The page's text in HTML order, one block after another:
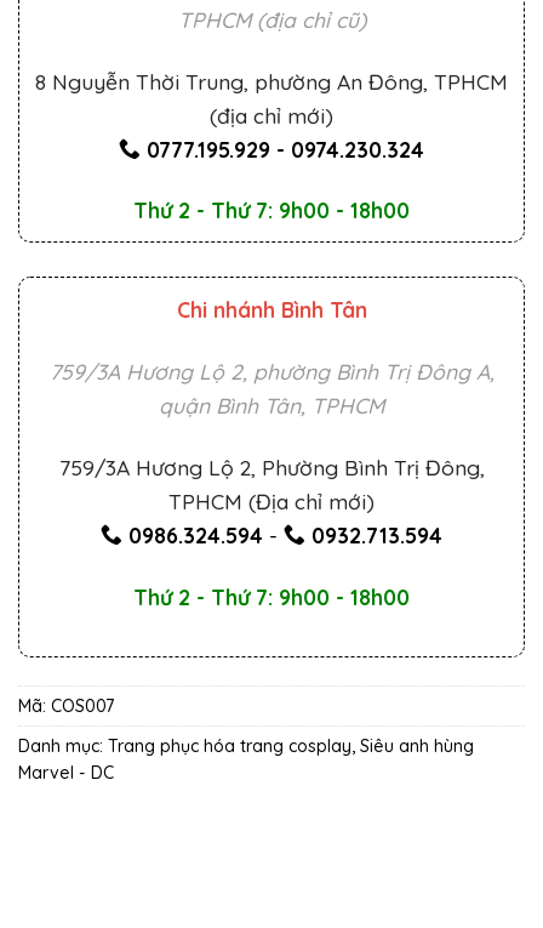
TPHCM (địa chỉ cũ)
8 Nguyễn Thời Trung, phường An Đông, TPHCM
(địa chỉ mới)
0777.195.929 - 0974.230.324
Thứ 2 - Thứ 7: 9h00 - 18h00
Chi nhánh Bình Tân
759/3A Hương Lộ 2, phường Bình Trị Đông A,
quận Bình Tân, TPHCM
759/3A Hương Lộ 2, Phường Bình Trị Đông,
TPHCM (Địa chỉ mới)
0986.324.594 - 0932.713.594
Thứ 2 - Thứ 7: 9h00 - 18h00
Mã: COS007
Danh mục: Trang phục hóa trang cosplay, Siêu anh hùng
Marvel - DC